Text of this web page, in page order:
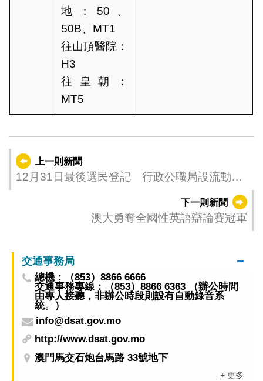
地：50、
50B、MT1
往山頂醫院：
H3
往皇朝：
MT5
上一則新聞
12月31日最後選民登記 行政公職局設流動站
下一則新聞
澳大勇奪全國性英語辯論賽冠軍
交通事務局
總機：（853）8866 6666
交通事務專線：（853）8866 6363 （辦公時間
由專人接聽，非辦公時段則設有自動錄音系
統。）
info@dsat.gov.mo
http://www.dsat.gov.mo
澳門馬交石炮台馬路 33號地下
+ 更多